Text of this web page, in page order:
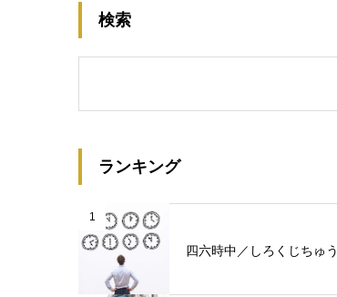
検索
ランキング
1
四六時中／しろくじちゅう